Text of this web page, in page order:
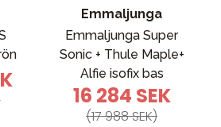
Emmaljunga
Emmaljunga Super
Sonic + Thule Maple+
Alfie isofix bas
16 284 SEK
(17 988 SEK)